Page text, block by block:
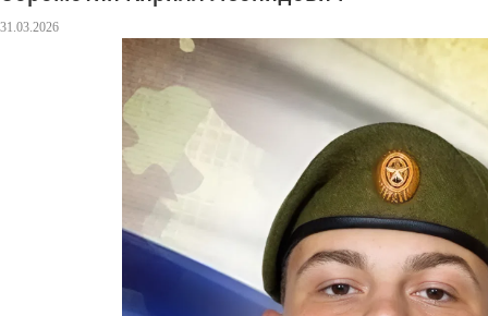
31.03.2026